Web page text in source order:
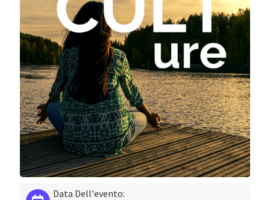
Il mio account
Data Dell'evento: